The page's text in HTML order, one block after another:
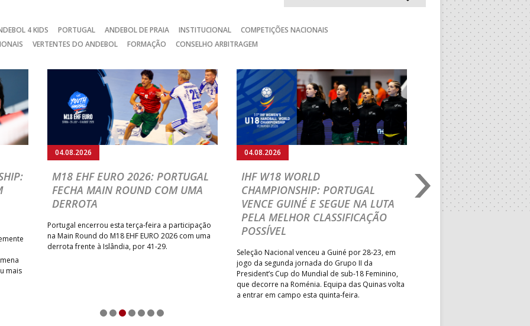
_ - _ ABC DE BRAGA /Lusíadas Saude
/ RETROTARGET _ - _
MARÍTIMO MADEIRA ANDEBOL
SAD
MUN. STº TIRSO
_ - _ AD CARVALHOS
DESP. UNIDADE
VIMARANENSE
ABC DE BRAGA /OBO Bettermann
ANDEBOL SPS _ - _ CDE GIL EANES
MUN. S. PEDRO SUL
/ Bodegão/CCR/Proteu
MUN. PÓVOA VARZIM
MILANEZA _ - _ CF OS BELENENSES
PAV. ÁGUAS SANTAS
/Movit _ - _ CJ A. GARRETT /Pristivus PAV. GIMN. S. JOÃO VER
4 KIDS PORTUGAL ANDEBOL DE PRAIA INSTITUCIONAL
COMPETIÇÕES NACIONAIS
VERTENTES DO ANDEBOL FORMAÇÃO CONSELHO ARBITRAGEM
mais
04.08.2026
M18 EHF EURO 2026: PORTUGAL
FECHA MAIN ROUND COM UMA
DERROTA
Portugal encerrou esta terça-feira a participação
na Main Round do M18 EHF EURO 2026 com uma
derrota frente à Islândia, por 41-29.
04.08.2026
IHF W18 WORLD
CHAMPIONSHIP: PORTUGAL
VENCE GUINÉ E SEGUE NA LUTA
PELA MELHOR CLASSIFICAÇÃO
POSSÍVEL
Seleção Nacional venceu a Guiné por 28-23, em
jogo da segunda jornada do Grupo II da
President’s Cup do Mundial de sub-18 Feminino,
que decorre na Roménia. Equipa das Quinas volta
a entrar em campo esta quinta-feira.
03.08.2026
M18 EHF EURO
CEDE DIANTE DA
MAIN ROUND
Seguinte
1 2 3 4 5 6 7